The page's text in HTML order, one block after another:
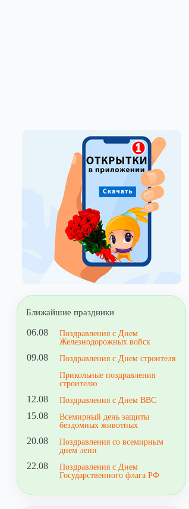
Ближайшие праздники
06.08
Поздравления с Днем
Железнодорожных войск
09.08
Поздравления с Днем строителя
Прикольные поздравления
строителю
12.08 Поздравления с Днем ВВС
15.08
Всемирный день защиты
бездомных животных
20.08
Поздравления со всемирным
днем лени
22.08
Поздравления с Днем
Государственного флага РФ